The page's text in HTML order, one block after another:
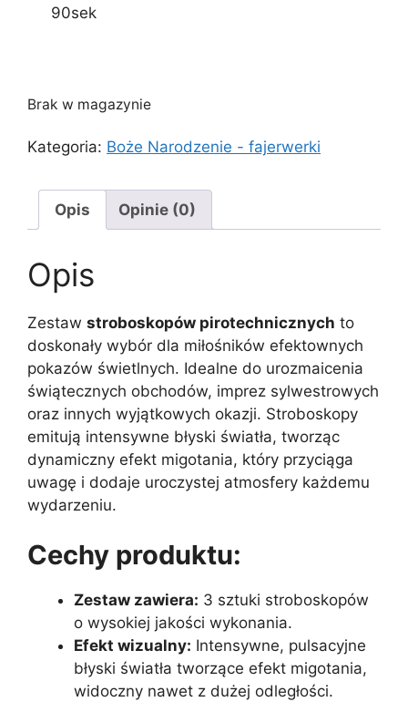
90sek
Brak w magazynie
Kategoria: Boże Narodzenie - fajerwerki
Opis Opinie (0)
Opis
Zestaw stroboskopów pirotechnicznych to
doskonały wybór dla miłośników efektownych
pokazów świetlnych. Idealne do urozmaicenia
świątecznych obchodów, imprez sylwestrowych
oraz innych wyjątkowych okazji. Stroboskopy
emitują intensywne błyski światła, tworząc
dynamiczny efekt migotania, który przyciąga
uwagę i dodaje uroczystej atmosfery każdemu
wydarzeniu.
Cechy produktu:
Zestaw zawiera: 3 sztuki stroboskopów
o wysokiej jakości wykonania.
Efekt wizualny: Intensywne, pulsacyjne
błyski światła tworzące efekt migotania,
widoczny nawet z dużej odległości.